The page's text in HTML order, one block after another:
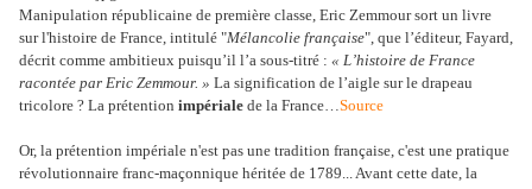
Manipulation républicaine de première classe, Eric Zemmour sort un livre
sur l'histoire de France, intitulé "Mélancolie française", que l’éditeur, Fayard,
décrit comme ambitieux puisqu’il l’a sous-titré : « L’histoire de France
racontée par Eric Zemmour. » La signification de l’aigle sur le drapeau
tricolore ? La prétention impériale de la France…Source
Or, la prétention impériale n'est pas une tradition française, c'est une pratique
révolutionnaire franc-maçonnique héritée de 1789... Avant cette date, la